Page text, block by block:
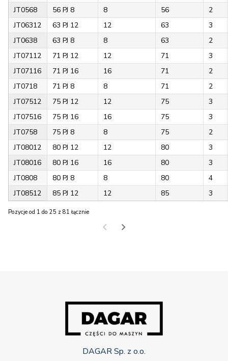
JT0568
56 PJ 8 8 56
2
JT06312
63 PJ 12 12 63
3
JT0638
63 PJ 8 8 63
2
JT07112
71 PJ 12 12 71
3
JT07116
71 PJ 16 16 71
2
JT0718
71 PJ 8 8 71
2
JT07512
75 PJ 12 12 75
3
JT07516
75 PJ 16 16 75
3
JT0758
75 PJ 8 8 75
2
JT08012
80 PJ 12 12 80
3
JT08016
80 PJ 16 16 80
3
JT0808
80 PJ 8 8 80
4
JT08512
85 PJ 12 12 85 3
Pozycje od 1 do 25 z 81 łącznie
DAGAR Sp. z o.o.